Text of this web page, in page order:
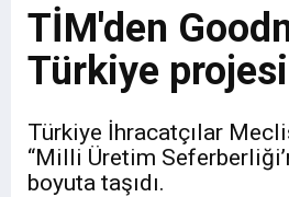
TİM'den
Türkiye projesi
Türkiye İhracatçılar
“Milli Üretim
boyuta taşıdı.